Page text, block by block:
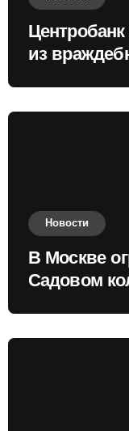
из
Новости
В Москве
Садовом